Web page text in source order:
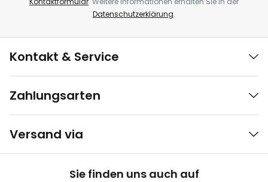
Datenschutzerklärung.
Kontakt & Service
Zahlungsarten
Versand via
Sie finden uns auch auf